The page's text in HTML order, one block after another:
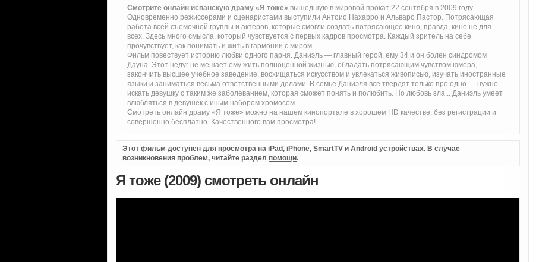
Смотрите онлайн испанскую драму «Я тоже» вышедшую в мировой прокат 22 сентября в 2009 году.
Одновременно режиссерами и сценаристами выступили Антоио Нахарро и Альваро Пастор. Потрясающая
работа всей съемочной группы и актеров, которые смогли создать потрясающее кино, правда, кино не для
всех. Здесь много смысла, который чувствуется с первых кадров просмотра. Каждый зритель на себе
прочувствует, как понимать и жить в гармонии с миром.
Фильм повествует историю любви одного парня. Даниэль — главный герой, ему 34 и он болен синдромом
Дауна. Этот недуг не мешает ему жить полноценной жизнью, обладать потрясающим чувством юмора,
закончить высшее учебное заведение, восхищаться искусством и увлекаться живописью, изучать иностранные
языки и заниматься весьма ответственными делами. В семье Даниэля все твердят только про одно — нужно
искать девушку с таким же заболеванием, которая сможет понять и полюбить. Но любовь зла... Даниэль умеет
влюбляться в девушек с иным набором хромосом...
Смотреть онлайн драму «Я тоже» можно на нашем кинопортале в хорошем HD качестве, без регистрации и
совершенно бесплатно. Качественного вам просмотра!
Этот фильм доступен для просмотра на iPad, iPhone, SmartTV и Android устройствах. В случае
возникновения проблем, читайте раздел помощи.
Я тоже (2009) смотреть онлайн